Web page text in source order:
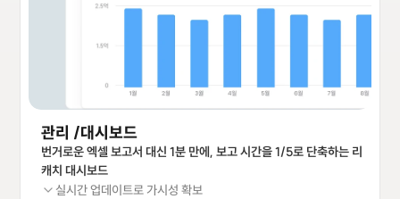
관리 /대시보드
번거로운 엑셀 보고서 대신 1분 만에, 보고 시간을 1/5로 단축하는 리
캐치 대시보드
실시간 업데이트로 가시성 확보